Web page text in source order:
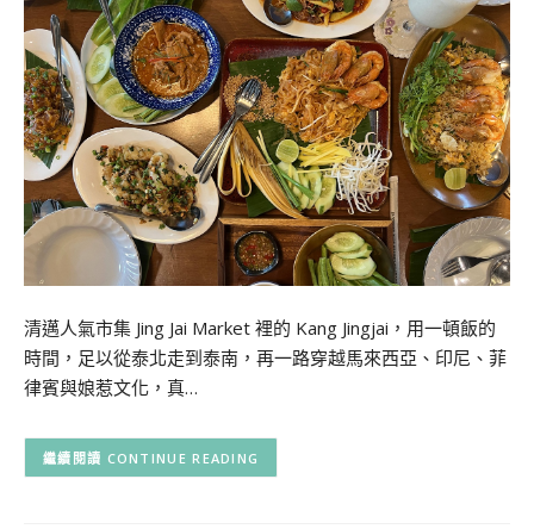
清邁人氣市集 Jing Jai Market 裡的 Kang Jingjai，用一頓飯的
時間，足以從泰北走到泰南，再一路穿越馬來西亞、印尼、菲
律賓與娘惹文化，真…
CONTINUE READING